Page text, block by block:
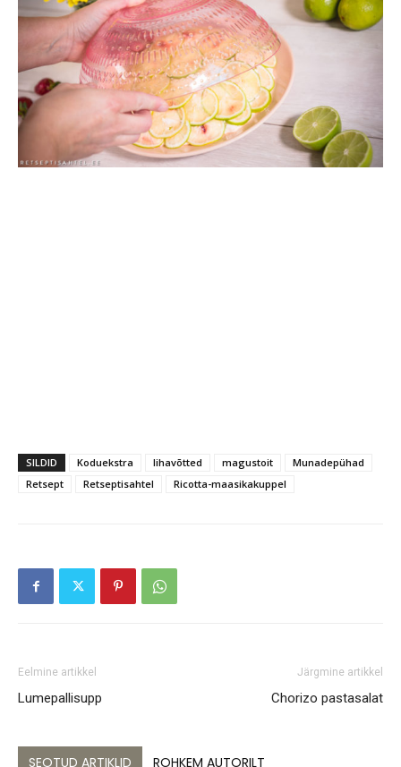
SILDID Koduekstra lihavõtted magustoit
Munadepühad
Retsept
Retseptisahtel Ricotta-maasikakuppel
Eelmine artikkel
Lumepallisupp
Järgmine artikkel
Chorizo pastasalat
SEOTUD ARTIKLID ROHKEM AUTORILT